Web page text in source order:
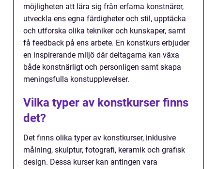
möjligheten att lära sig från erfarna konstnärer,
utveckla ens egna färdigheter och stil, upptäcka
och utforska olika tekniker och kunskaper, samt
få feedback på ens arbete. En konstkurs erbjuder
en inspirerande miljö där deltagarna kan växa
både konstnärligt och personligen samt skapa
meningsfulla konstupplevelser.
Vilka typer av konstkurser finns
det?
Det finns olika typer av konstkurser, inklusive
målning, skulptur, fotografi, keramik och grafisk
design. Dessa kurser kan antingen vara